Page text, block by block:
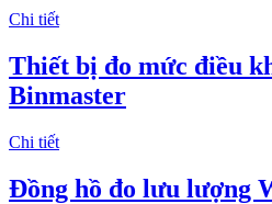
Chi tiết
Thiết bị đo mức điều
Binmaster
Chi tiết
Đồng hồ đo lưu lượng